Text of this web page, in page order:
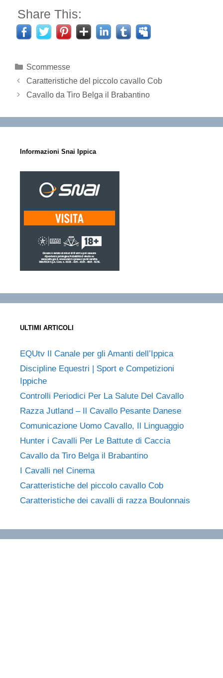
Share This:
Categorie
Scommesse
Caratteristiche del piccolo cavallo Cob
Cavallo da Tiro Belga il Brabantino
Informazioni Snai Ippica
ULTIMI ARTICOLI
EQUtv Il Canale per gli Amanti dell’Ippica
Discipline Equestri | Sport e Competizioni
Ippiche
Controlli Periodici Per La Salute Del Cavallo
Razza Jutland – Il Cavallo Pesante Danese
Comunicazione Uomo Cavallo, Il Linguaggio
Hunter i Cavalli Per Le Battute di Caccia
Cavallo da Tiro Belga il Brabantino
I Cavalli nel Cinema
Caratteristiche del piccolo cavallo Cob
Caratteristiche dei cavalli di razza Boulonnais